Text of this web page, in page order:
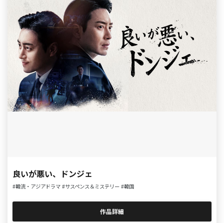
良いが悪い、ドンジェ
#韓流・アジアドラマ #サスペンス＆ミステリー #韓国
作品詳細